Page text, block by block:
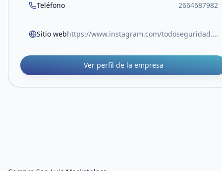
Teléfono 2664687982
Sitio web https://www.instagram.com/todoseguridad.sanluis/
Ver perfil de la empresa